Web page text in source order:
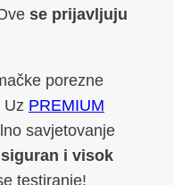
se prijavljuju
porezne
Uz PREMIUM
savjetovanje
siguran i visok
testiranje!